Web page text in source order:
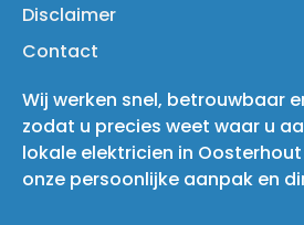
Disclaimer
Contact
Wij werken snel, betrouwbaar
zodat u precies weet waar u
lokale elektricien in
onze persoonlijke aanpak en